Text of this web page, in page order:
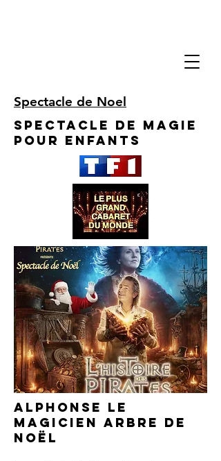
Spectacle de Noel
Spectacle de Magie
pour enfants
Alphonse le
magicien arbre de
noël